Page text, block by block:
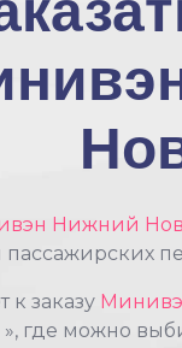
Нижний
пассажирских
к заказу
где можно